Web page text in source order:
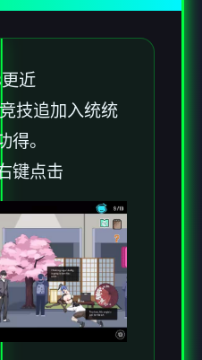
近
技追加入统统
得。
键点击